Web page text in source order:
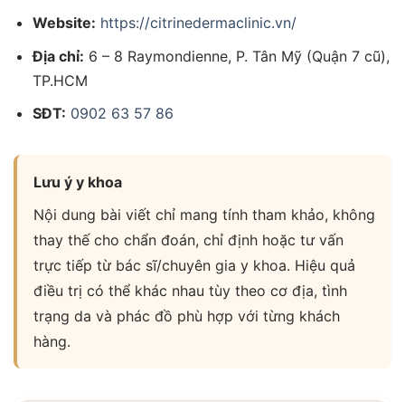
Website: https://citrinedermaclinic.vn/
Địa chỉ: 6 – 8 Raymondienne, P. Tân Mỹ (Quận 7 cũ),
TP.HCM
SĐT: 0902 63 57 86
Lưu ý y khoa
Nội dung bài viết chỉ mang tính tham khảo, không
thay thế cho chẩn đoán, chỉ định hoặc tư vấn
trực tiếp từ bác sĩ/chuyên gia y khoa. Hiệu quả
điều trị có thể khác nhau tùy theo cơ địa, tình
trạng da và phác đồ phù hợp với từng khách
hàng.